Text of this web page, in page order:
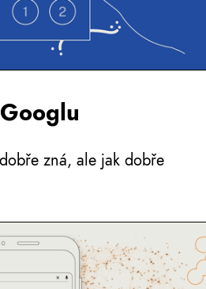
zná, ale jak dobře